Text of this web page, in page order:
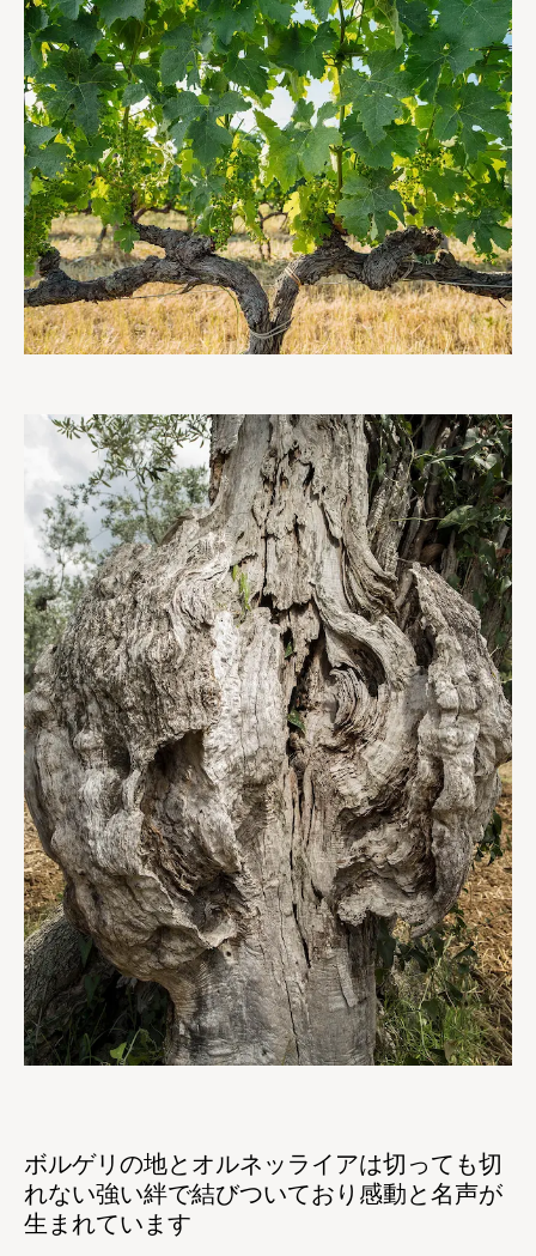
ボルゲリの地とオルネッライアは切っても切
れない強い絆で結びついており感動と名声が
生まれています